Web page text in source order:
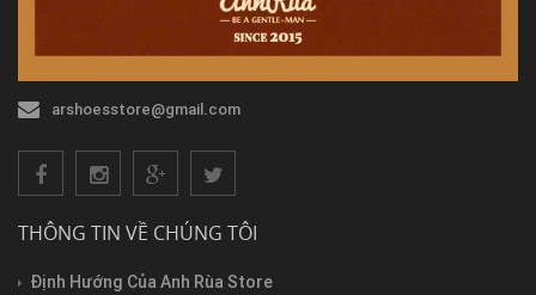
arshoesstore@gmail.com
THÔNG TIN VỀ CHÚNG TÔI
Định Hướng Của Anh Rùa Store